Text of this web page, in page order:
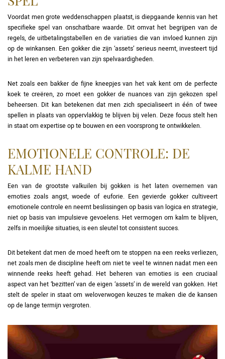
Voordat men grote weddenschappen plaatst, is diepgaande kennis van het
specifieke spel van onschatbare waarde. Dit omvat het begrijpen van de
regels, de uitbetalingstabellen en de variaties die van invloed kunnen zijn
op de winkansen. Een gokker die zijn ‘assets’ serieus neemt, investeert tijd
in het leren en verbeteren van zijn spelvaardigheden.
Net zoals een bakker de fijne kneepjes van het vak kent om de perfecte
koek te creëren, zo moet een gokker de nuances van zijn gekozen spel
beheersen. Dit kan betekenen dat men zich specialiseert in één of twee
spellen in plaats van oppervlakkig te blijven bij velen. Deze focus stelt hen
in staat om expertise op te bouwen en een voorsprong te ontwikkelen.
EMOTIONELE CONTROLE: DE
KALME HAND
Een van de grootste valkuilen bij gokken is het laten overnemen van
emoties zoals angst, woede of euforie. Een gevierde gokker cultiveert
emotionele controle en neemt beslissingen op basis van logica en strategie,
niet op basis van impulsieve gevoelens. Het vermogen om kalm te blijven,
zelfs in moeilijke situaties, is een sleutel tot consistent succes.
Dit betekent dat men de moed heeft om te stoppen na een reeks verliezen,
net zoals men de discipline heeft om niet te veel te winnen nadat men een
winnende reeks heeft gehad. Het beheren van emoties is een cruciaal
aspect van het ‘bezitten’ van de eigen ‘assets’ in de wereld van gokken. Het
stelt de speler in staat om weloverwogen keuzes te maken die de kansen
op de lange termijn vergroten.